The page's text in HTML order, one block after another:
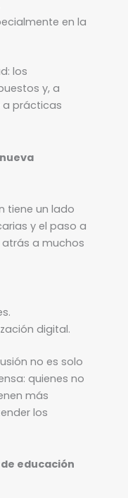
en la
los
y, a
a prácticas
tiene un lado
y el paso a
a muchos
digital.
no es solo
quienes no
más
los
educación